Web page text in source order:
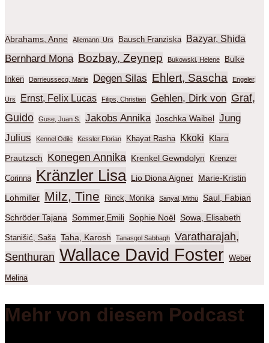
Abrahams, Anne Allemann, Urs Bausch Franziska Bazyar, Shida
Bernhard Mona Bozbay, Zeynep Bukowski, Helene Bulke
Inken Darrieussecq, Marie Degen Silas Ehlert, Sascha Engeler,
Urs Ernst, Felix Lucas Filips, Christian Gehlen, Dirk von Graf,
Guido
Guse, Juan S. Jakobs Annika Joschka Waibel Jung
Julius
Kennel Odile Kessler Florian Khayat Rasha Kkoki Klara
Prautzsch Konegen Annika Krenkel Gewndolyn Krenzer
Corinna Kränzler Lisa Lio Diona Aigner Marie-Kristin
Lohmiller Milz, Tine Rinck, Monika Sanyal, Mithu Saul, Fabian
Schröder Tajana Sommer,Emili Sophie Noël Sowa, Elisabeth
Stanišić, Saša Taha, Karosh Tanasgol Sabbagh
Varatharajah,
Senthuran Wallace David Foster Weber
Melina
Mehr von diesem Podcast